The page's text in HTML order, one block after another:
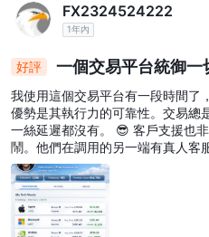
FX2324524222
1年內
好評 一個交易平台統御一
我使用這個交易平台有一段時間了
優勢是其執行力的可靠性。交易總
一絲延遲都沒有。 😎 客戶支援也非常出色。完全沒有那些AI的胡
鬧。他們在調用的另一端有真人客